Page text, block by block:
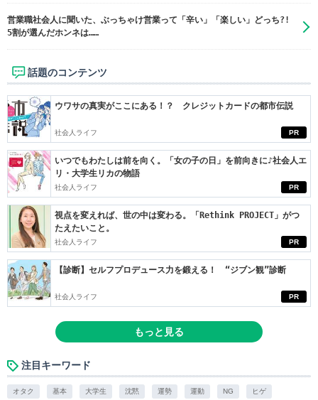
営業職社会人に聞いた、ぶっちゃけ営業って「辛い」「楽しい」どっち?!
5割が選んだホンネは……
話題のコンテンツ
PR
ウワサの真実がここにある！？ クレジットカードの都市伝説
社会人ライフ
PR
いつでもわたしは前を向く。「女の子の日」を前向きに♪社会人エ
リ・大学生リカの物語
社会人ライフ
PR
視点を変えれば、世の中は変わる。「Rethink PROJECT」がつ
たえたいこと。
社会人ライフ
PR
【診断】セルフプロデュース力を鍛える！ “ジブン観”診断
社会人ライフ
もっと見る
注目キーワード
オタク 基本 大学生 沈黙 運勢 運動 NG ヒゲ